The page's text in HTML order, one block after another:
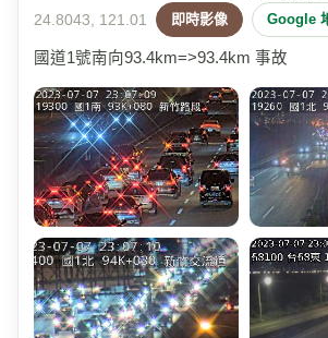
24.8043, 121.01
即時影像 Google
國道1號南向93.4km=>93.4km 事故